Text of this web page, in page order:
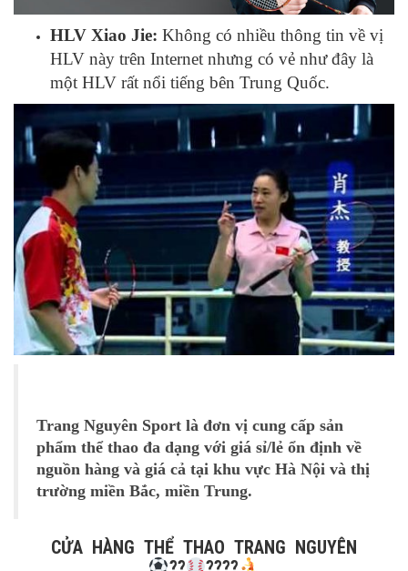
HLV Xiao Jie: Không có nhiều thông tin về vị
HLV này trên Internet nhưng có vẻ như đây là
một HLV rất nổi tiếng bên Trung Quốc.
Trang Nguyên Sport là đơn vị cung cấp sản
phẩm thể thao đa dạng với giá sỉ/lẻ ổn định về
nguồn hàng và giá cả tại khu vực Hà Nội và thị
trường miền Bắc, miền Trung.
CỬA HÀNG THỂ THAO TRANG NGUYÊN